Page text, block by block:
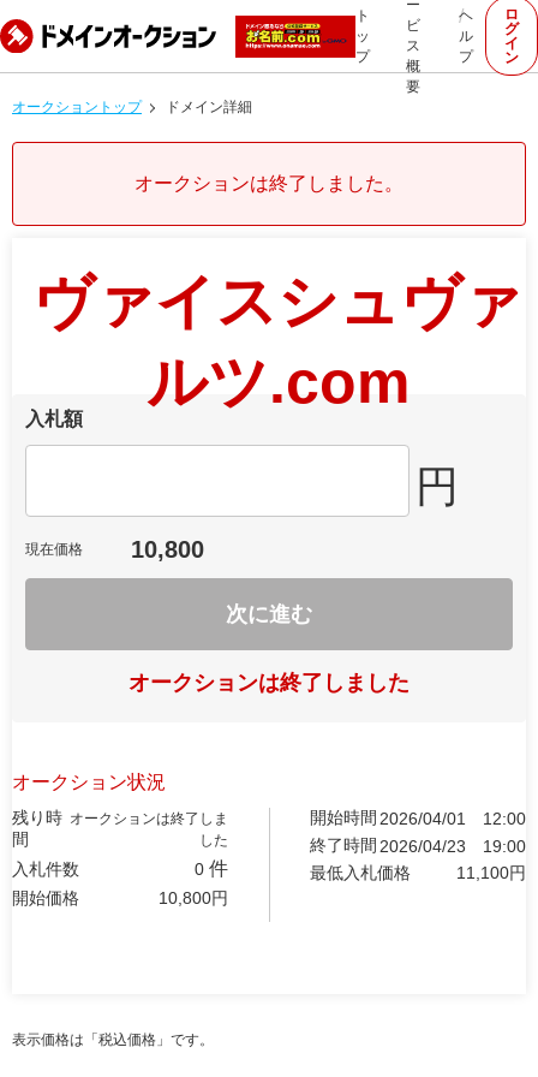
ト
ッ
プ
ー
ビ
ス
概
要
ヘ
ル
プ
ロ
グ
イ
ン
オークショントップ ドメイン詳細
オークションは終了しました。
ヴァイスシュヴァ
ルツ.com
入札額
円
現在価格 10,800
次に進む
オークションは終了しました
オークション状況
残り時
間
オークションは終了しま
した
入札件数 0 件
開始価格 10,800円
開始時間 2026/04/01
12:00
終了時間 2026/04/23
19:00
最低入札価格
11,100円
表示価格は「税込価格」です。